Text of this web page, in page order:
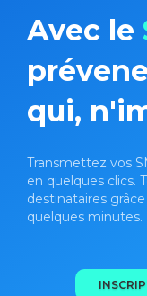
Avec le
qui,
Transmettez vos
en quelques clics.
destinataires
quelques minutes.